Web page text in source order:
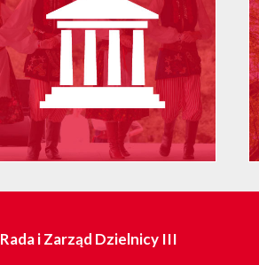
Rada i Zarząd Dzielnicy III